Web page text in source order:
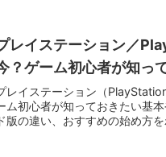
レイステーション／
？ゲーム初心者が知っ
レイステーション（
ム初心者が知っておきたい基
版の違い、おすすめの始め方を